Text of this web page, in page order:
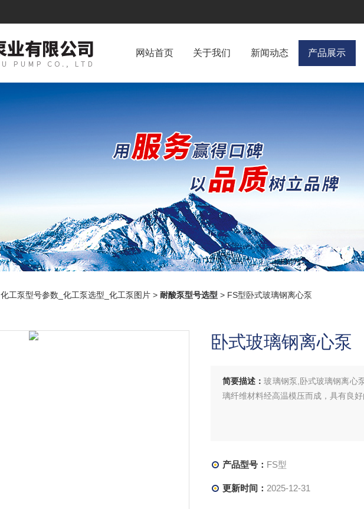
网站首页 关于我们 新闻动态 产品展示
化工泵型号参数_化工泵选型_化工泵图片 > 耐酸泵型号选型 > FS型卧式玻璃钢离心泵
卧式玻璃钢离心泵
简要描述：玻璃钢泵,卧式玻璃钢离心
璃纤维材料经高温模压而成，具有良
产品型号： FS型
更新时间： 2025-12-31